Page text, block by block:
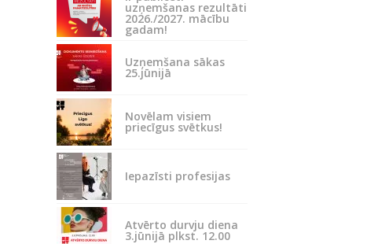
uzņemšanas rezultāti
2026./2027. mācību
gadam!
Uzņemšana sākas
25.jūnijā
Novēlam visiem
priecīgus svētkus!
Iepazīsti profesijas
Atvērto durvju diena
3.jūnijā plkst. 12.00